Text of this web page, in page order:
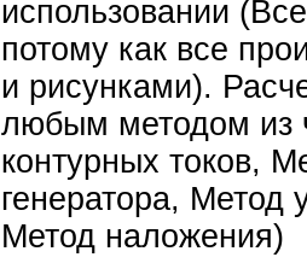
использовании
потому как все
и рисунками).
любым методом из
контурных токов,
генератора, Метод
Метод наложения)